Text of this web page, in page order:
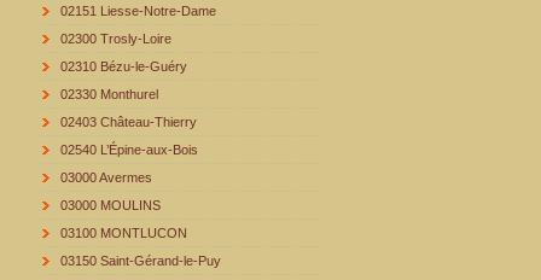
02151 Liesse-Notre-Dame
02300 Trosly-Loire
02310 Bézu-le-Guéry
02330 Monthurel
02403 Château-Thierry
02540 L’Épine-aux-Bois
03000 Avermes
03000 MOULINS
03100 MONTLUCON
03150 Saint-Gérand-le-Puy